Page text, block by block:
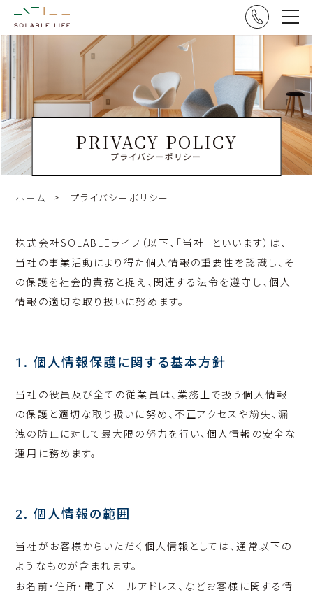
PRIVACY POLICY
プライバシーポリシー
ホーム プライバシーポリシー
株式会社SOLABLEライフ（以下、「当社」といいます）は、
当社の事業活動により得た個人情報の重要性を認識し、そ
の保護を社会的責務と捉え、関連する法令を遵守し、個人
情報の適切な取り扱いに努めます。
1. 個人情報保護に関する基本方針
当社の役員及び全ての従業員は、業務上で扱う個人情報
の保護と適切な取り扱いに努め、不正アクセスや紛失、漏
洩の防止に対して最大限の努力を行い、個人情報の安全な
運用に務めます。
2. 個人情報の範囲
当社がお客様からいただく個人情報としては、通常以下の
ようなものが含まれます。
お名前・住所・電子メールアドレス、などお客様に関する情